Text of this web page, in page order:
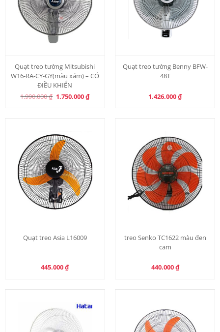
Quạt treo tường Mitsubishi
W16-RA-CY-GY(màu xám) – CÓ
ĐIỀU KHIỂN
1.990.000₫ Original
price
1.750.000₫Current
price
Quạt treo tường Benny BFW-
48T
1.426.000₫
Quạt treo Asia L16009
445.000₫
treo Senko TC1622 màu đen
cam
440.000₫